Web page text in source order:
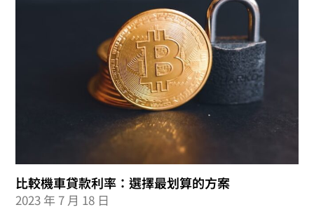
比較機車貸款利率：選擇最划算的方案
2023 年 7 月 18 日